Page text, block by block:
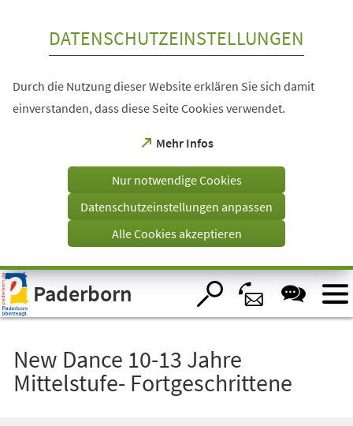
Visuelle
Assistenzsoftware
öffnen.
DATENSCHUTZEINSTELLUNGEN
Durch die Nutzung dieser Website erklären Sie sich damit
einverstanden, dass diese Seite Cookies verwendet.
Mehr Infos
(Öffnet
einem
Tab)
Nur notwendige Cookies
Datenschutzeinstellungen anpassen
Alle Cookies akzeptieren
Paderborn
New Dance 10-13 Jahre
Mittelstufe- Fortgeschrittene